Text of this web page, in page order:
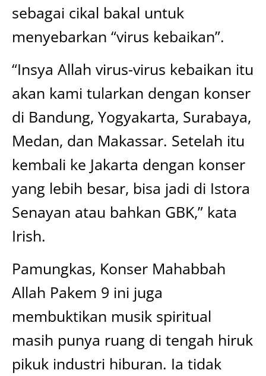
sebagai cikal bakal untuk
menyebarkan “virus kebaikan”.
“Insya Allah virus-virus kebaikan itu
akan kami tularkan dengan konser
di Bandung, Yogyakarta, Surabaya,
Medan, dan Makassar. Setelah itu
kembali ke Jakarta dengan konser
yang lebih besar, bisa jadi di Istora
Senayan atau bahkan GBK,” kata
Irish.
Pamungkas, Konser Mahabbah
Allah Pakem 9 ini juga
membuktikan musik spiritual
masih punya ruang di tengah hiruk
pikuk industri hiburan. Ia tidak